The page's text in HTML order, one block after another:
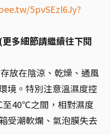
5pvSEzl6Jy?
多細節請繼續往下閱
放在陰涼、乾燥、通風
境。特別注意溫濕度控
40℃之間，相對濕度
受潮軟爛、氣泡膜失去